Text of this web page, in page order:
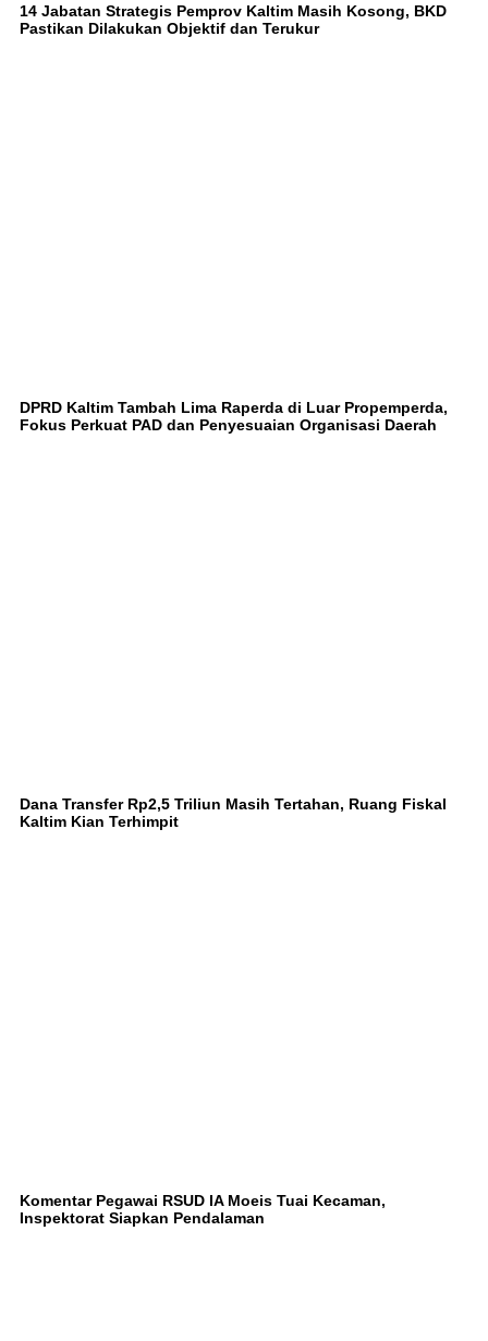
14 Jabatan Strategis Pemprov Kaltim Masih Kosong, BKD
Pastikan Dilakukan Objektif dan Terukur
DPRD Kaltim Tambah Lima Raperda di Luar Propemperda,
Fokus Perkuat PAD dan Penyesuaian Organisasi Daerah
Dana Transfer Rp2,5 Triliun Masih Tertahan, Ruang Fiskal
Kaltim Kian Terhimpit
Komentar Pegawai RSUD IA Moeis Tuai Kecaman,
Inspektorat Siapkan Pendalaman